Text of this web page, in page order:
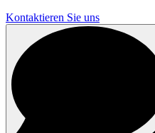
Kontaktieren Sie uns